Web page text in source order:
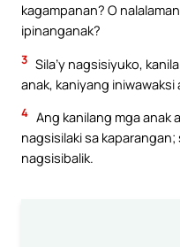
kagampanan? O
ipinanganak?
3 Sila’y nagsisiyuko,
anak, kaniyang
4 Ang kanilang mga anak
nagsisilaki sa
nagsisibalik.